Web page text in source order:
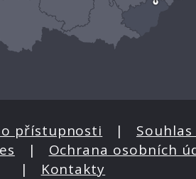
přístupnosti | Souhlas
| Ochrana osobních
| Kontakty